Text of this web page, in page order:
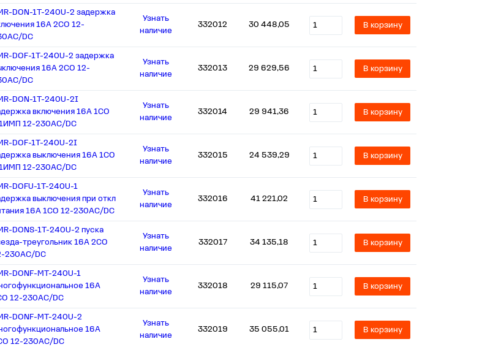
DON-1T-240U-2 задержка
16А 2СО 12-
DC
Узнать
наличие
332012 30 448,05 В корзину
DOF-1T-240U-2 задержка
16А 2СО 12-
DC
Узнать
наличие
332013 29 629,56 В корзину
DON-1T-240U-2I
включения 16А 1СО
12-230АС/DC
Узнать
наличие
332014 29 941,36 В корзину
DOF-1T-240U-2I
выключения 16А 1СО
12-230АС/DC
Узнать
наличие
332015 24 539,29 В корзину
DOFU-1T-240U-1
выключения при откл
16А 1СО 12-230АС/DC
Узнать
наличие
332016 41 221,02 В корзину
DONS-1T-240U-2 пуска
треугольник 16А 2СО
230АС/DC
Узнать
наличие
332017 34 135,18 В корзину
DONF-MT-240U-1
16А
12-230АС/DC
Узнать
наличие
332018 29 115,07 В корзину
DONF-MT-240U-2
16А
12-230АС/DC
Узнать
наличие
332019 35 055,01 В корзину